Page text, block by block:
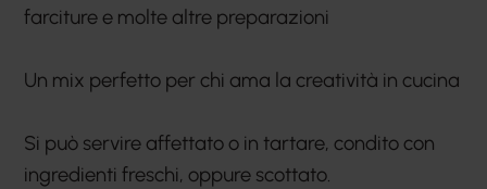
farciture e molte altre preparazioni
Un mix perfetto per chi ama la creatività in cucina
Si può servire affettato o in tartare, condito con
ingredienti freschi, oppure scottato.